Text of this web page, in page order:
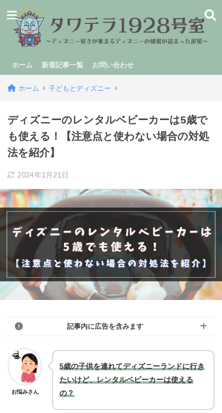
ホーム 新着記事一覧 お問い合わせ
ホーム 子どもとディズニー
ディズニーのレンタルベビーカーは5歳で
も使える！【注意点と使わない場合の対処
法を紹介】
2024年1月21日
記事内に広告を含みます
モヨ
このブログのリンクは広告を含んでいる場
合があります。モヨのことを「応援しても
いいよ！」という人はアフィリエイトリン
お悩みさん
5歳の子供を連れてディズニーランドに行き
たいけど、レンタルベビーカーは使える
の？